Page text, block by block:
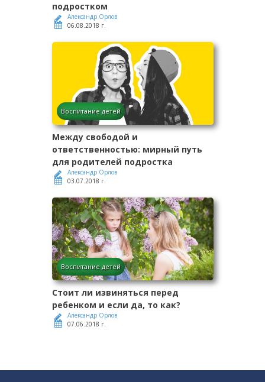
подростком
Александр Орлов
06.08.2018 г.
Воспитание детей
Между свободой и
ответственностью: мирный путь
для родителей подростка
Александр Орлов
03.07.2018 г.
Воспитание детей
Стоит ли извиняться перед
ребенком и если да, то как?
Александр Орлов
07.06.2018 г.